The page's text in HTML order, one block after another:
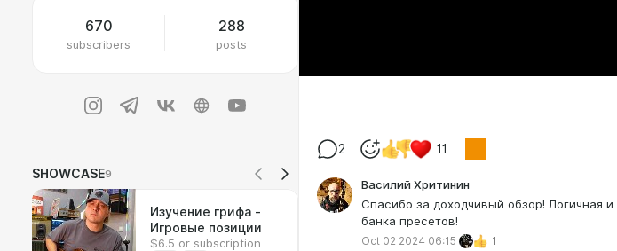
670
subscribers
288
posts
SHOWCASE9
Изучение грифа -
Игровые позиции
$6.5 or subscription
2 11
Василий Хритинин
Спасибо за доходчивый обзор! Логичная и
банка пресетов!
Oct 02 2024 06:15 1